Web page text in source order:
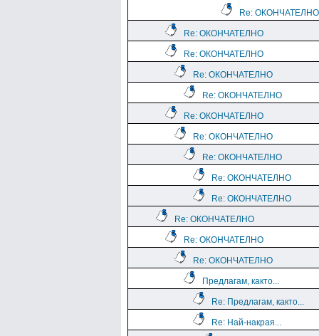
Re: ОКОНЧАТЕЛНО
Re: ОКОНЧАТЕЛНО
Re: ОКОНЧАТЕЛНО
Re: ОКОНЧАТЕЛНО
Re: ОКОНЧАТЕЛНО
Re: ОКОНЧАТЕЛНО
Re: ОКОНЧАТЕЛНО
Re: ОКОНЧАТЕЛНО
Re: ОКОНЧАТЕЛНО
Re: ОКОНЧАТЕЛНО
Re: ОКОНЧАТЕЛНО
Re: ОКОНЧАТЕЛНО
Re: ОКОНЧАТЕЛНО
Предлагам, както...
Re: Предлагам, както...
Re: Най-накрая...